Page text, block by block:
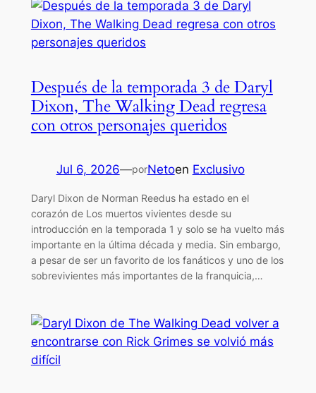
Después de la temporada 3 de Daryl
Dixon, The Walking Dead regresa
con otros personajes queridos
Jul 6, 2026—porNetoen Exclusivo
Daryl Dixon de Norman Reedus ha estado en el
corazón de Los muertos vivientes desde su
introducción en la temporada 1 y solo se ha vuelto más
importante en la última década y media. Sin embargo,
a pesar de ser un favorito de los fanáticos y uno de los
sobrevivientes más importantes de la franquicia,…